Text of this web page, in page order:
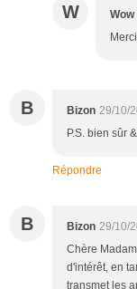
W Wow
B Bizon 29/10/
P.S. bien sûr
Répondre
B Bizon 29/10/
Chère
d'intérêt, en
transmet les